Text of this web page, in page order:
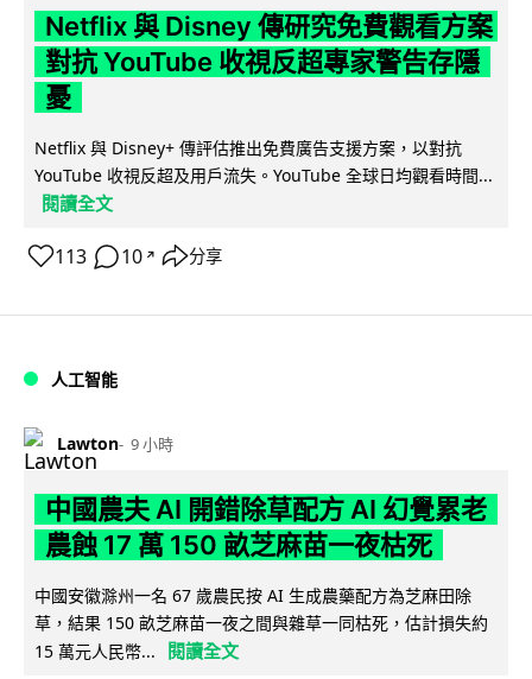
Netflix 與 Disney 傳研究免費觀看方案
對抗 YouTube 收視反超專家警告存隱
憂
Netflix 與 Disney+ 傳評估推出免費廣告支援方案，以對抗
YouTube 收視反超及用戶流失。YouTube 全球日均觀看時間...
閱讀全文
113 10 ↗ 分享
人工智能
Lawton 9 小時
中國農夫 AI 開錯除草配方 AI 幻覺累老
農蝕 17 萬 150 畝芝麻苗一夜枯死
中國安徽滁州一名 67 歲農民按 AI 生成農藥配方為芝麻田除
草，結果 150 畝芝麻苗一夜之間與雜草一同枯死，估計損失約
15 萬元人民幣...
閱讀全文